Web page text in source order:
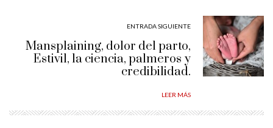
ENTRADA SIGUIENTE
Mansplaining, dolor del parto,
Estivil, la ciencia, palmeros y
credibilidad.
LEER MÁS